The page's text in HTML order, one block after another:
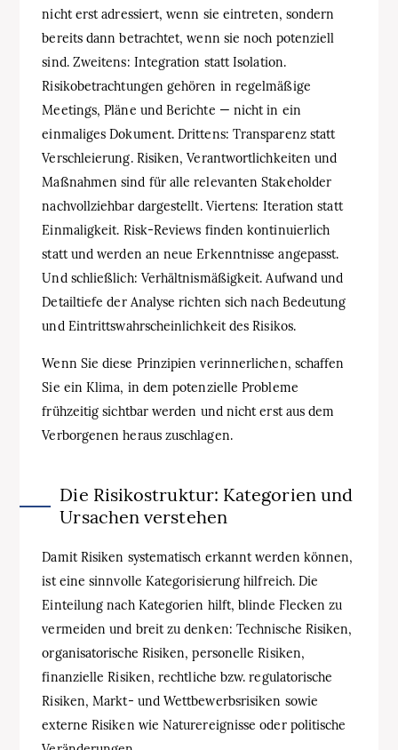
nicht erst adressiert, wenn sie eintreten, sondern
bereits dann betrachtet, wenn sie noch potenziell
sind. Zweitens: Integration statt Isolation.
Risikobetrachtungen gehören in regelmäßige
Meetings, Pläne und Berichte — nicht in ein
einmaliges Dokument. Drittens: Transparenz statt
Verschleierung. Risiken, Verantwortlichkeiten und
Maßnahmen sind für alle relevanten Stakeholder
nachvollziehbar dargestellt. Viertens: Iteration statt
Einmaligkeit. Risk-Reviews finden kontinuierlich
statt und werden an neue Erkenntnisse angepasst.
Und schließlich: Verhältnismäßigkeit. Aufwand und
Detailtiefe der Analyse richten sich nach Bedeutung
und Eintrittswahrscheinlichkeit des Risikos.
Wenn Sie diese Prinzipien verinnerlichen, schaffen
Sie ein Klima, in dem potenzielle Probleme
frühzeitig sichtbar werden und nicht erst aus dem
Verborgenen heraus zuschlagen.
Die Risikostruktur: Kategorien und
Ursachen verstehen
Damit Risiken systematisch erkannt werden können,
ist eine sinnvolle Kategorisierung hilfreich. Die
Einteilung nach Kategorien hilft, blinde Flecken zu
vermeiden und breit zu denken: Technische Risiken,
organisatorische Risiken, personelle Risiken,
finanzielle Risiken, rechtliche bzw. regulatorische
Risiken, Markt- und Wettbewerbsrisiken sowie
externe Risiken wie Naturereignisse oder politische